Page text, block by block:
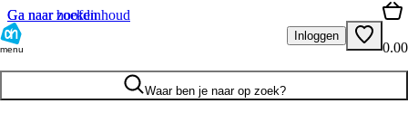
Ga naar hoofdinhoud
Ga naar zoeken
menu
Inloggen
0.00
Waar ben je naar op zoek?